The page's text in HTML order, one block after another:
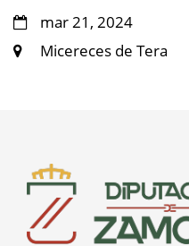
mar 21, 2024
Micereces de Tera